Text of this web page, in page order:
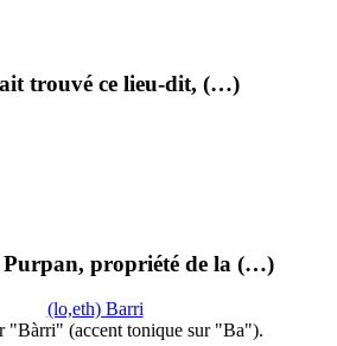
trouvé ce lieu-dit, (…)
Purpan, propriété de la (…)
(lo,eth) Barri
"Bàrri" (accent tonique sur "Ba").